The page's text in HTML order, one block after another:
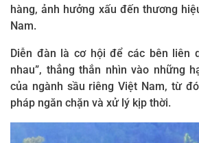
hàng, ảnh hưởng xấu đến thương
Nam.
Diễn đàn là cơ hội để các bên liên
nhau”, thẳng thắn nhìn vào những
của ngành sầu riêng Việt Nam, từ
pháp ngăn chặn và xử lý kịp thời.